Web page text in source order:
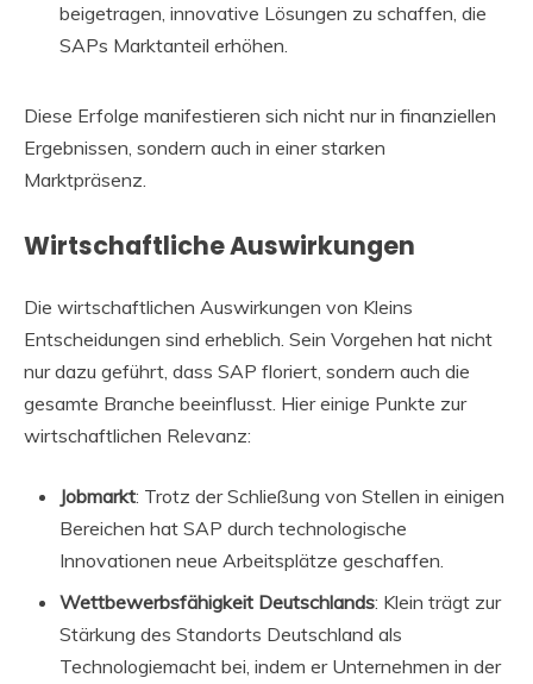
beigetragen, innovative Lösungen zu schaffen, die
SAPs Marktanteil erhöhen.
Diese Erfolge manifestieren sich nicht nur in finanziellen
Ergebnissen, sondern auch in einer starken
Marktpräsenz.
Wirtschaftliche Auswirkungen
Die wirtschaftlichen Auswirkungen von Kleins
Entscheidungen sind erheblich. Sein Vorgehen hat nicht
nur dazu geführt, dass SAP floriert, sondern auch die
gesamte Branche beeinflusst. Hier einige Punkte zur
wirtschaftlichen Relevanz:
Jobmarkt: Trotz der Schließung von Stellen in einigen
Bereichen hat SAP durch technologische
Innovationen neue Arbeitsplätze geschaffen.
Wettbewerbsfähigkeit Deutschlands: Klein trägt zur
Stärkung des Standorts Deutschland als
Technologiemacht bei, indem er Unternehmen in der